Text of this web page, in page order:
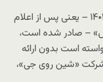
در نامه‌ استاندارد غرامتی که ۲۵ مردادماه ۱۴۰۲ – یعنی پس از اعلام
– صادر شده است،
است بدون ارائه
شرکت «شین روی جی»،